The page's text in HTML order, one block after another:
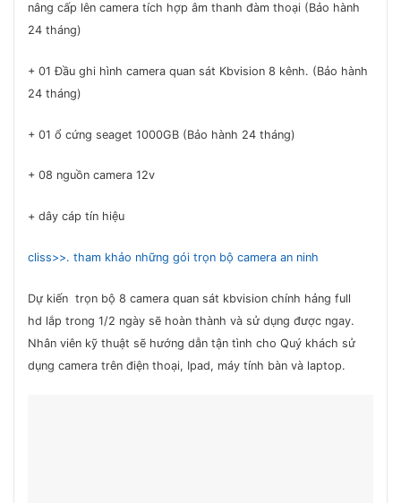
nâng cấp lên camera tích hợp âm thanh đàm thoại (Bảo hành
24 tháng)
+ 01 Đầu ghi hình camera quan sát Kbvision 8 kênh. (Bảo hành
24 tháng)
+ 01 ổ cứng seaget 1000GB (Bảo hành 24 tháng)
+ 08 nguồn camera 12v
+ dây cáp tín hiệu
cliss>>. tham khảo những gói trọn bộ camera an ninh
Dự kiến trọn bộ 8 camera quan sát kbvision chính hảng full
hd lắp trong 1/2 ngày sẽ hoàn thành và sử dụng được ngay.
Nhân viên kỹ thuật sẽ hướng dẫn tận tình cho Quý khách sử
dụng camera trên điện thoại, Ipad, máy tính bàn và laptop.